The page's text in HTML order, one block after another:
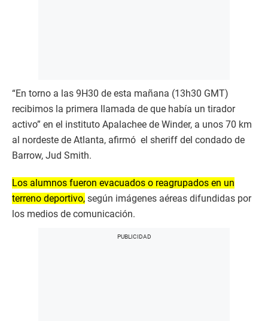
“En torno a las 9H30 de esta mañana (13h30 GMT)
recibimos la primera llamada de que había un tirador
activo” en el instituto Apalachee de Winder, a unos 70 km
al nordeste de Atlanta, afirmó el sheriff del condado de
Barrow, Jud Smith.
Los alumnos fueron evacuados o reagrupados en un
terreno deportivo, según imágenes aéreas difundidas por
los medios de comunicación.